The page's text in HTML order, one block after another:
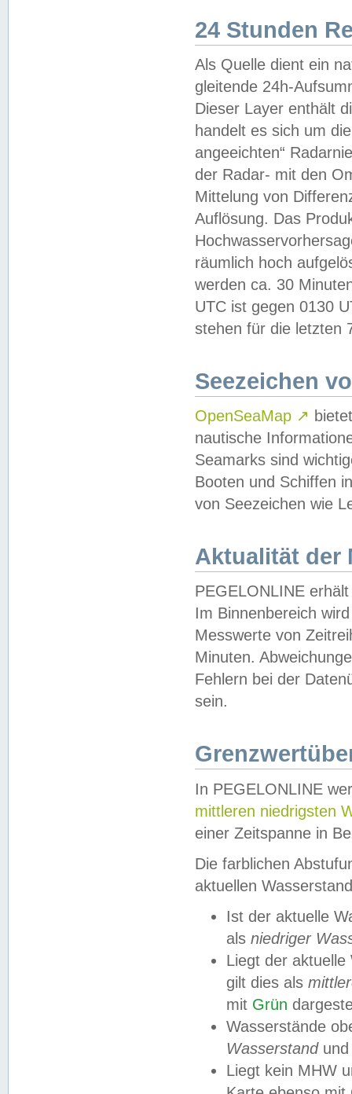
24 Stunden
Als Quelle dient ein
gleitende 24h-
Dieser Layer enthält
handelt es sich um
angeeichten“
der Radar- mit den
Mittelung von
Auflösung. Das
räumlich hoch
werden ca. 30
UTC ist gegen 0130
stehen für die letzten
Seezeichen
OpenSeaMap ↗
nautische
Seamarks sind
Booten und Schiffen
von Seezeichen wie
Aktualität der
PEGELONLINE
Im Binnenbereich
Messwerte von
Minuten.
Fehlern bei der
sein.
In PEGELONLINE
mittleren niedrigsten
einer Zeitspanne in
Die farblichen
aktuellen
Ist der aktuelle
als niedriger
Liegt der
gilt dies als
mit Grün
Wasserstände
Wasserstandund
Liegt kein MHW